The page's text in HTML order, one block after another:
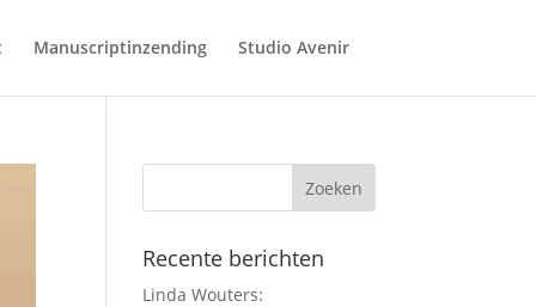
Manuscriptinzending Studio Avenir
Recente berichten
Linda Wouters: